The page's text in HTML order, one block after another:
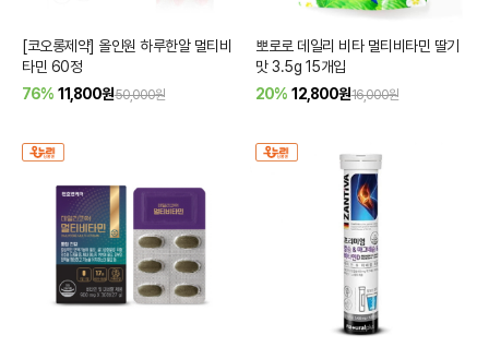
[코오롱제약] 올인원 하루한알 멀티비
타민 60정
76% 11,800원50,000원
뽀로로 데일리 비타 멀티비타민 딸기
맛 3.5g 15개입
20% 12,800원16,000원